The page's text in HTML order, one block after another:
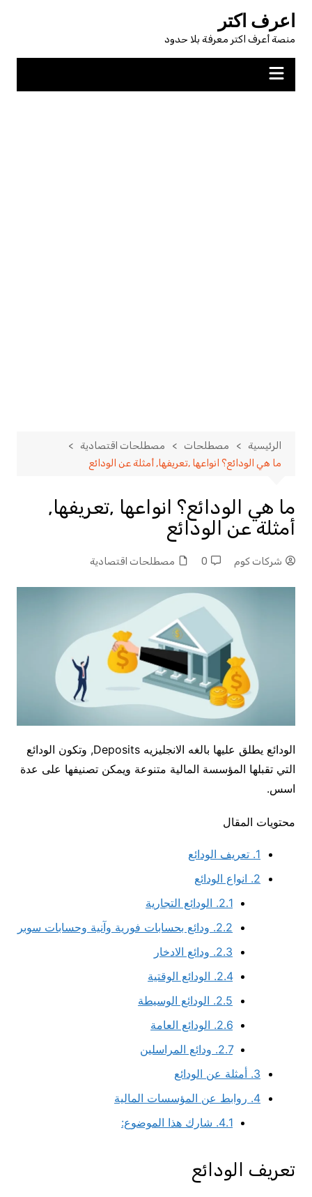
المحتوى
اعرف اكتر
منصة أعرف اكتر معرفة بلا حدود
الرئيسية مصطلحات
مصطلحات اقتصادية
ما هي الودائع؟ انواعها ,تعريفها, أمثلة عن الودائع
ما هي الودائع؟ انواعها ,تعريفها,
أمثلة عن الودائع
شركات كوم 0 مصطلحات اقتصادية
الودائع يطلق عليها بالغه الانجليزيه Deposits, وتكون الودائع
التي تقبلها المؤسسة المالية متنوعة ويمكن تصنيفها على عدة
اسس.
محتويات المقال
1. تعريف الودائع
2. انواع الودائع
2.1. الودائع التجارية
2.2. ودائع بحسابات فورية وآنية وحسابات سوبر
2.3. ودائع الادخار
2.4. الودائع الوقتية
2.5. الودائع الوسيطة
2.6. الودائع العامة
2.7. ودائع المراسلين
3. أمثلة عن الودائع
4. روابط عن المؤسسات المالية
4.1. شارك هذا الموضوع:
تعريف الودائع